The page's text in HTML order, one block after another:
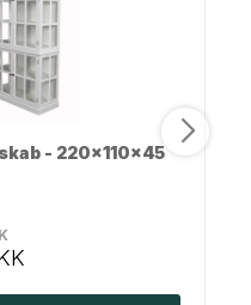
- 220x110x45